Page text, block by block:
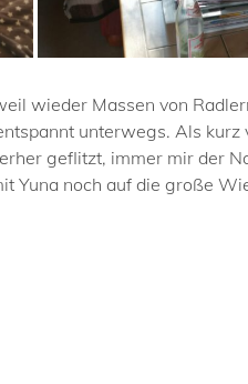
wieder Massen von
unterwegs. Als kurz
geflitzt, immer mir der
Yuna noch auf die große